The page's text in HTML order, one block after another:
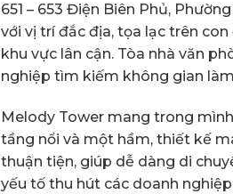
651 – 653 Điện Biên Phủ,
với vị trí đắc địa, tọa lạc trên
khu vực lân cận. Tòa nhà văn
nghiệp tìm kiếm không gian
Melody Tower mang trong
tầng nổi và một hầm, thiết kế
thuận tiện, giúp dễ dàng di
yếu tố thu hút các doanh